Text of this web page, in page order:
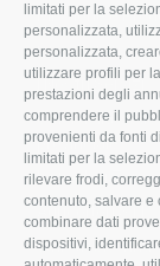
limitati per la
personalizzata,
personalizzata,
utilizzare profili per
prestazioni degli
comprendere il
provenienti da fonti
limitati per la
rilevare frodi,
contenuto, salvare e
combinare dati
dispositivi,
Missione e
Organigramma
I Nostri Servizi
Uffici della Sede
provinciale
Le Sedi di Zona
Agricoltori S.r.l.
Whistleblowing